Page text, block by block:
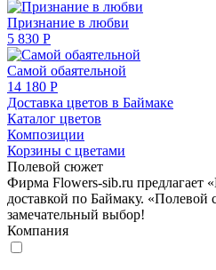
Признание в любви
5 830 Р
Самой обаятельной
14 180 Р
Доставка цветов в Баймаке
Каталог цветов
Композиции
Корзины с цветами
Полевой сюжет
Фирма Flowers-sib.ru предлагает
доставкой по Баймаку. «Полевой
замечательный выбор!
Компания